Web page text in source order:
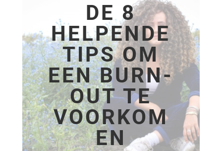
DE 8
HELPENDE
TIPS OM
EEN BURN-
OUT TE
VOORKOM
EN